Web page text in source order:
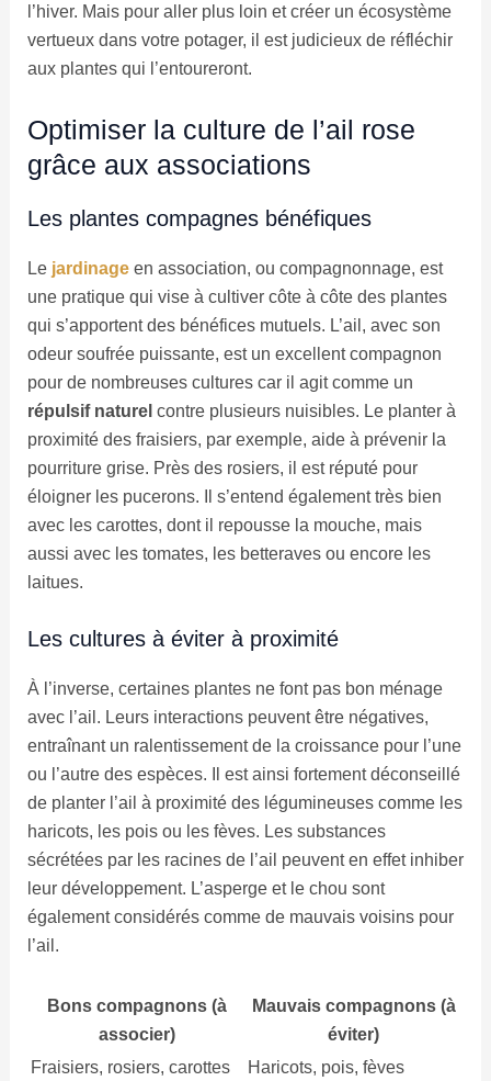
l’hiver. Mais pour aller plus loin et créer un écosystème
vertueux dans votre potager, il est judicieux de réfléchir
aux plantes qui l’entoureront.
Optimiser la culture de l’ail rose
grâce aux associations
Les plantes compagnes bénéfiques
Le jardinageen association, ou compagnonnage, est
une pratique qui vise à cultiver côte à côte des plantes
qui s’apportent des bénéfices mutuels. L’ail, avec son
odeur soufrée puissante, est un excellent compagnon
pour de nombreuses cultures car il agit comme un
répulsif naturel contre plusieurs nuisibles. Le planter à
proximité des fraisiers, par exemple, aide à prévenir la
pourriture grise. Près des rosiers, il est réputé pour
éloigner les pucerons. Il s’entend également très bien
avec les carottes, dont il repousse la mouche, mais
aussi avec les tomates, les betteraves ou encore les
laitues.
Les cultures à éviter à proximité
À l’inverse, certaines plantes ne font pas bon ménage
avec l’ail. Leurs interactions peuvent être négatives,
entraînant un ralentissement de la croissance pour l’une
ou l’autre des espèces. Il est ainsi fortement déconseillé
de planter l’ail à proximité des légumineuses comme les
haricots, les pois ou les fèves. Les substances
sécrétées par les racines de l’ail peuvent en effet inhiber
leur développement. L’asperge et le chou sont
également considérés comme de mauvais voisins pour
l’ail.
Bons compagnons (à
associer)
Mauvais compagnons (à
éviter)
Fraisiers, rosiers, carottes
Haricots, pois, fèves